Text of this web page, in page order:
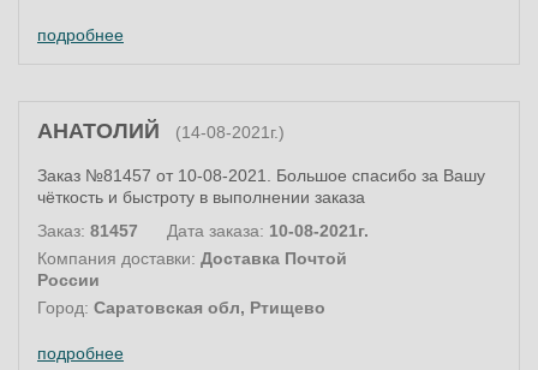
подробнее
АНАТОЛИЙ (14-08-2021г.)
Заказ №81457 от 10-08-2021. Большое спасибо за Вашу
чёткость и быстроту в выполнении заказа
Заказ: 81457 Дата заказа: 10-08-2021г.
Компания доставки: Доставка Почтой
России
Город: Саратовская обл, Ртищево
подробнее